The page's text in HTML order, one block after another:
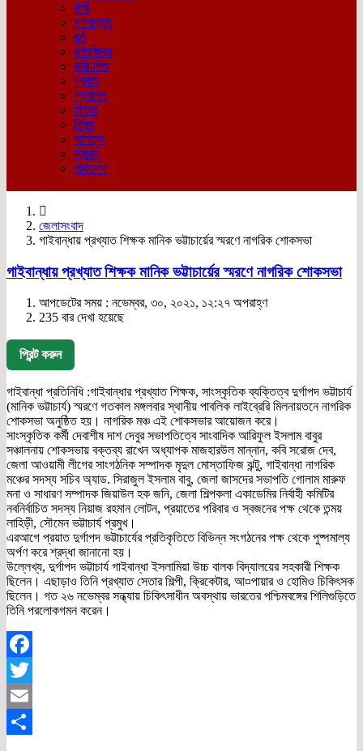
কৃষি
গণমাধ্যম
ধর্ম
নগরজিবন
নারি-শিশু
প্রবাস
প্রশাসন
ফিচার
শিক্ষা
সাহিত্য
স্বাস্থ্য
সারাদেশ
জেলাসংবাদ
গাইবান্ধায় প্রখ্যাত শিক্ষক মানিক ভট্টাচার্য়ের স্মরণে নাগরিক শোকসভা
গাইবান্ধায় প্রখ্যাত শিক্ষক মানিক ভট্টাচার্য়ের স্মরণে নাগরিক শোকসভা
আপডেটের সময় : নভেম্বর, ৩০, ২০২১, ১২:২৭ অপরাহ্ণ
235 বার দেখা হয়েছে
প্রিন্ট করুন
গাইবান্ধা প্রতিনিধি :গাইবান্ধার প্রখ্যাত শিক্ষক, সাংস্কৃতিক ব্যক্তিত্ব দুর্গাপদ ভট্টাচার্য
(মানিক ভট্টাচার্য) স্মরণে গতকাল মঙ্গলবার স্থানীয় পাবলিক লাইব্রেরি মিলনায়তনে নাগরিক
শোকসভা অনুষ্ঠিত হয়। নাগরিক মঞ্চ এই শোকসভার আয়োজন করে।
সাংস্কৃতিক কর্মী দেবাশীষ দাশ দেবুর সভাপতিত্বে সাংবাদিক আরিফুল ইসলাম বাবুর
সঞ্চালনায় শোকসভায় বক্তব্য রাখেন অধ্যাপক মাজহারউল মান্নান, কবি সরোজ দেব,
জেলা আওয়ামী লীগের সাংগঠনিক সম্পাদক মৃদুল মোস্তাফিজ ঝন্টু, গাইবান্ধা নাগরিক
মঞ্চের সদস্য সচিব অ্যাড. সিরাজুল ইসলাম বাবু, জেলা জাসদের সভাপতি গোলাম মারুফ
মনা ও সাধারণ সম্পাদক জিয়াউল হক জনি, জেলা শিল্পকলা একাডেমির নির্বাহী কমিটির
নবনির্বাচিত সদস্য নিয়াজ রহমান লোটন, প্রয়াতের পরিবার ও স্বজনের পক্ষ থেকে তন্ময়
লাহিড়ী, সৌমেন ভট্টাচার্য প্রমুখ।
এরআগে প্রয়াত দুর্গাপদ ভট্টাচার্যের প্রতিকৃতিতে বিভিন্ন সংগঠনের পক্ষ থেকে পুষ্পমাল্য
অর্পণ করে শ্রদ্ধা জানানো হয়।
উল্লেখ্য, দুর্গাপদ ভট্টাচার্য গাইবান্ধা ইসলামিয়া উচ্চ বালক বিদ্যালয়ের সহকারী শিক্ষক
ছিলেন। এছাড়াও তিনি প্রখ্যাত সেতার শিল্পী, ক্রিকেটার, আ¤পায়ার ও হোমিও চিকিৎসক
ছিলেন। গত ২৬ নভেম্বর সন্ধ্যায় চিকিৎসাধীন অবস্থায় ভারতের পশ্চিমবঙ্গের শিলিগুড়িতে
তিনি পরলোকগমন করেন।
Facebook
Twitter
Email